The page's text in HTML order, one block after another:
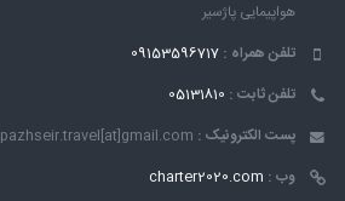
هواپیمایی پاژسیر
تلفن همراه : 09153596717
تلفن ثابت : 05131810
پست الکترونیک : pazhseir.travel[at]gmail.com
وب : charter2020.com